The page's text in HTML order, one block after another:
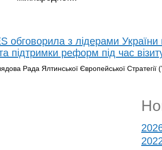
обговорила з лідерами
підтримки реформ під час
Рада Ялтинської Європейської Стратегії